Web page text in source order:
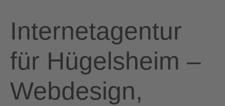
Internetagentur
für Hügelsheim –
Webdesign,